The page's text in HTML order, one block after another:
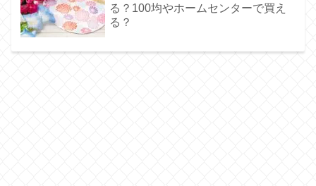
る？100均やホームセンターで買え
る？